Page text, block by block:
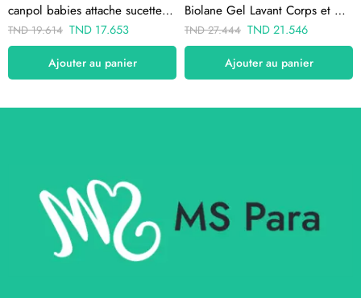
canpol babies attache sucette rose avec cli bonjour paris
TND19.614 TND 17.653
Ajouter au panier
Biolane Gel Lavant Corps et Cheveux 2 en 1 350ml
TND27.444 TND21.546
Ajouter au panier